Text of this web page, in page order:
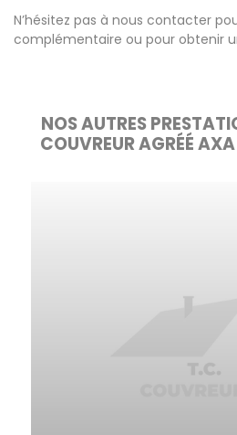
N’hésitez pas à nous contacter
complémentaire ou pour obtenir
NOS AUTRES
COUVREUR AGRÉÉ